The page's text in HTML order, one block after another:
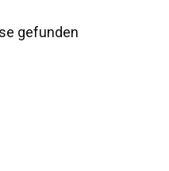
der Name
Herkunft des
Alle Namen
Fragen zur
Fazit
gefunden